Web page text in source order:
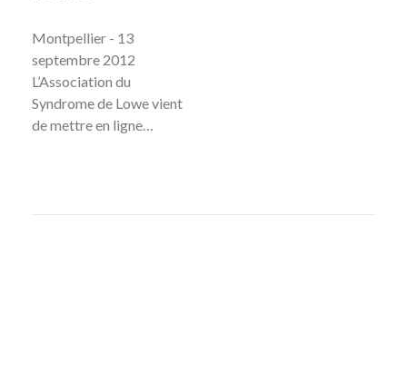
Montpellier - 13
septembre 2012
L’Association du
Syndrome de Lowe vient
de mettre en ligne…